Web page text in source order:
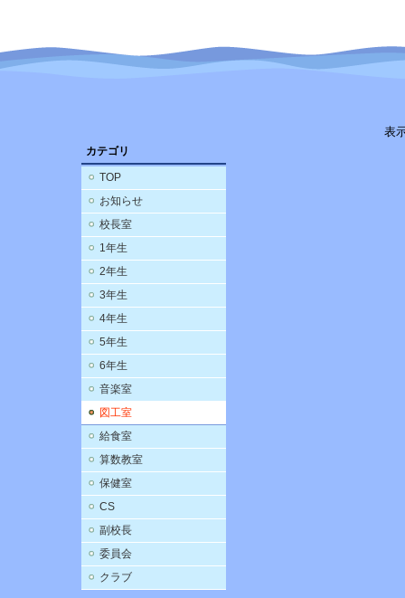
カテゴリ
TOP
お知らせ
校長室
1年生
2年生
3年生
4年生
5年生
6年生
音楽室
図工室
給食室
算数教室
保健室
CS
副校長
委員会
クラブ
表